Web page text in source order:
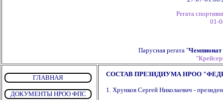
Регата
01-
Парусная регата "Чемпионат
ГЛАВНАЯ
ДОКУМЕНТЫ НРОО ФПС
СОСТАВ ПРЕЗИДИУМА НРОО
1. Хрунков Сергей Николаевич -